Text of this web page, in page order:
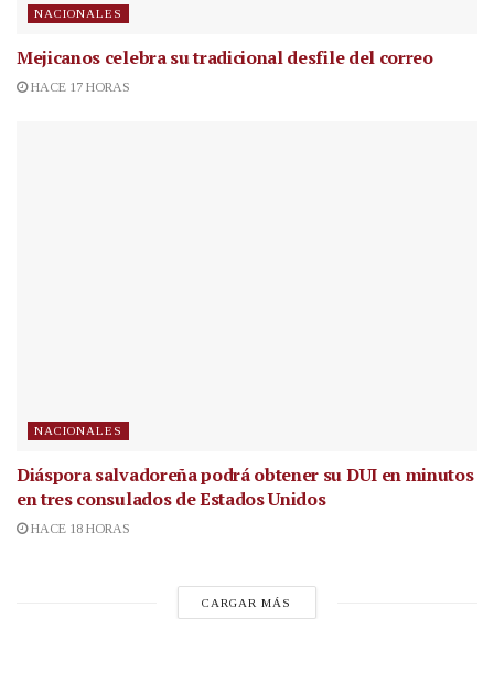
NACIONALES
Mejicanos celebra su tradicional desfile del correo
HACE 17 HORAS
NACIONALES
Diáspora salvadoreña podrá obtener su DUI en minutos
en tres consulados de Estados Unidos
HACE 18 HORAS
CARGAR MÁS